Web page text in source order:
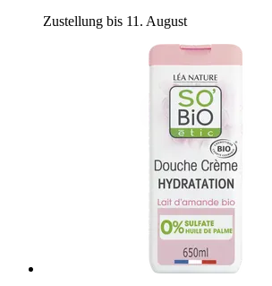
Zustellung bis 11. August